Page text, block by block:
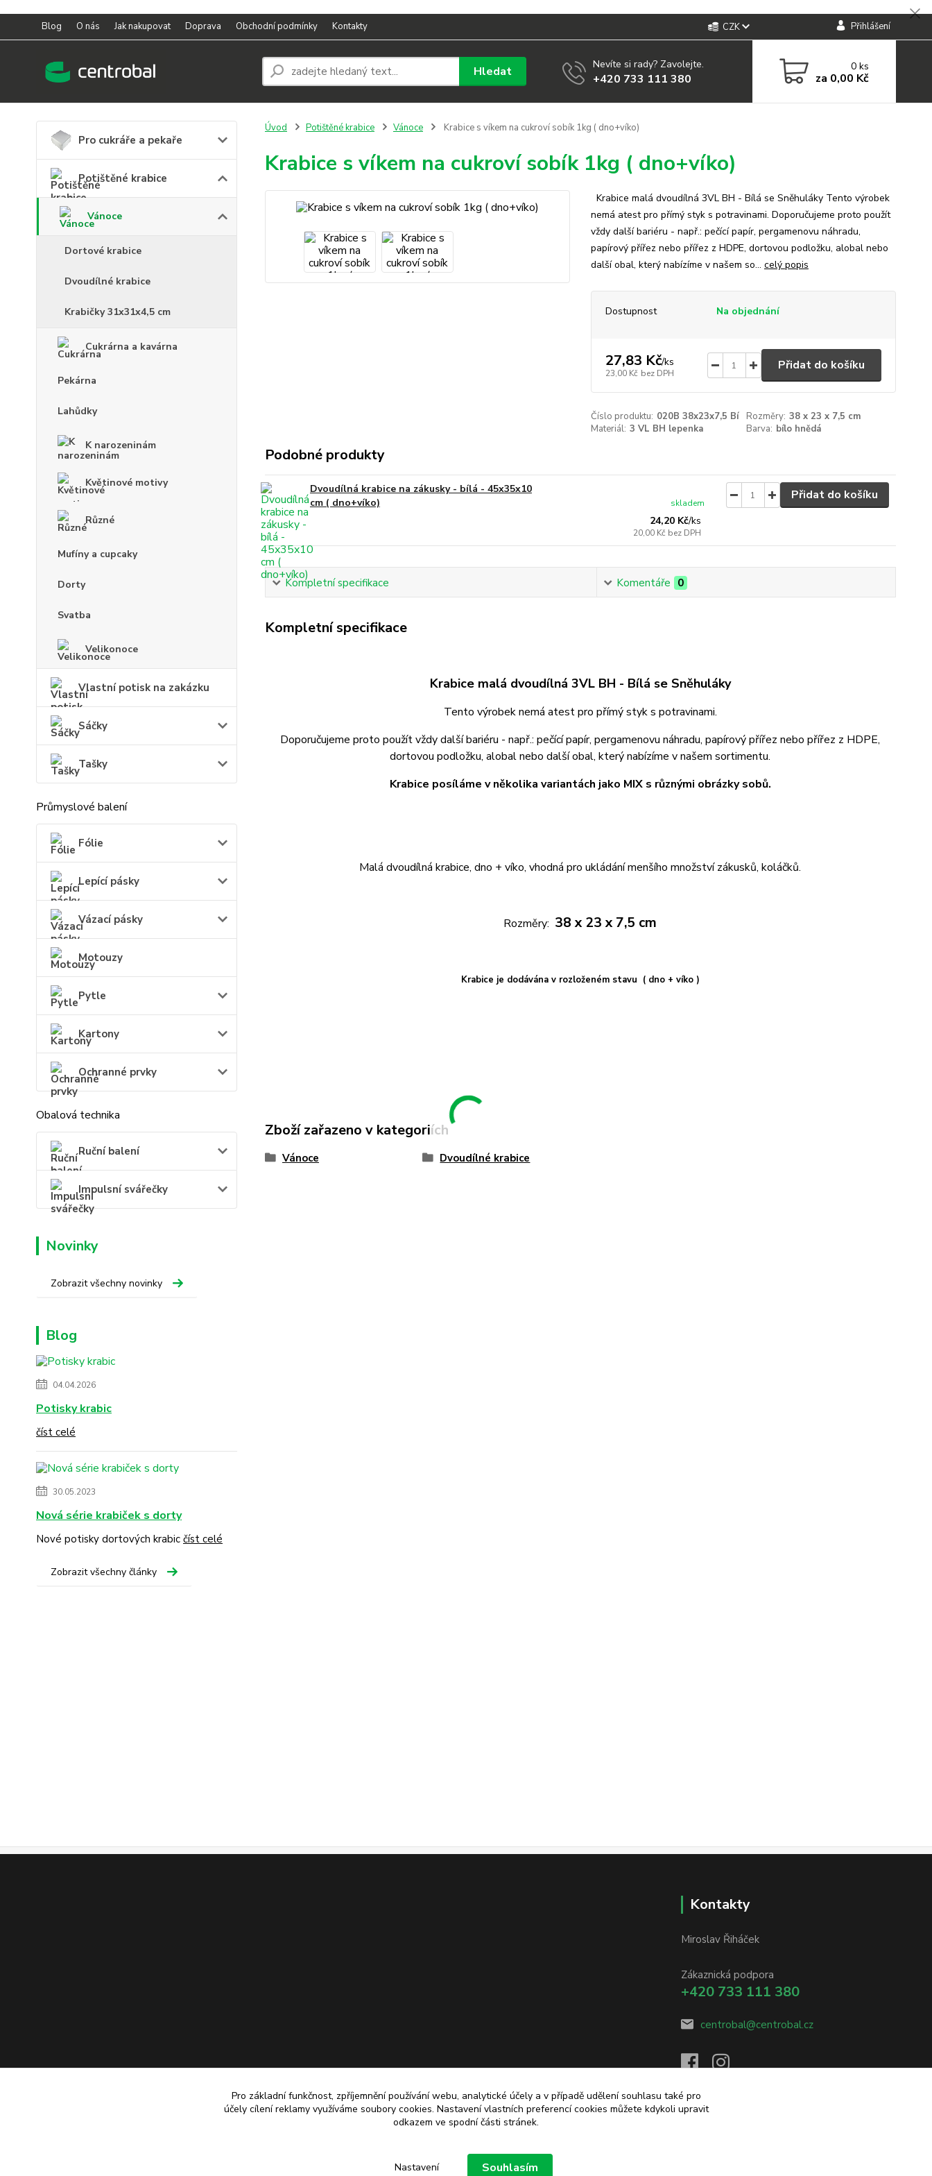
Blog O nás Jak nakupovat Doprava Obchodní podmínky Kontakty CZK Přihlášení
Hledat Nevíte si rady? Zavolejte.
+420 733 111 380
0ks
za 0,00 Kč
Pro cukráře a pekaře
Potištěné krabice
Vánoce
Dortové krabice
Dvoudílné krabice
Krabičky 31x31x4,5 cm
Cukrárna a kavárna
Pekárna
Lahůdky
K narozeninám
Květinové motivy
Různé
Mufíny a cupcaky
Dorty
Svatba
Velikonoce
Vlastní potisk na zakázku
Sáčky
Tašky
Průmyslové balení
Fólie
Lepící pásky
Vázací pásky
Motouzy
Pytle
Kartony
Ochranné prvky
Obalová technika
Ruční balení
Impulsní svářečky
Novinky
Zobrazit všechny novinky
Blog
04.04.2026
Potisky krabic
číst celé
30.05.2023
Nová série krabiček s dorty
Nové potisky dortových krabic číst celé
Zobrazit všechny články
Úvod Potištěné krabice Vánoce Krabice s víkem na cukroví sobík 1kg ( dno+víko)
Krabice s víkem na cukroví sobík 1kg ( dno+víko)
Krabice malá dvoudílná 3VL BH - Bílá se Sněhuláky Tento výrobek
nemá atest pro přímý styk s potravinami. Doporučujeme proto použít
vždy další bariéru - např.: pečící papír, pergamenovu náhradu,
papírový přířez nebo přířez z HDPE, dortovou podložku, alobal nebo
další obal, který nabízíme v našem so... celý popis
Dostupnost Na objednání
27,83 Kč/ks
23,00 Kč bez DPH
Přidat do košíku
Číslo produktu: 020B 38x23x7,5 Bí Rozměry: 38 x 23 x 7,5 cm
Materiál: 3 VL BH lepenka Barva: bílo hnědá
Podobné produkty
Dvoudílná krabice na zákusky - bílá - 45x35x10
cm ( dno+víko)
24,20 Kč/ks
20,00 Kč bez DPH
skladem
Přidat do košíku
Kompletní specifikace Komentáře 0
Kompletní specifikace
Krabice malá dvoudílná 3VL BH - Bílá se Sněhuláky
Tento výrobek nemá atest pro přímý styk s potravinami.
Doporučujeme proto použít vždy další bariéru - např.: pečící papír, pergamenovu náhradu, papírový přířez nebo přířez z HDPE,
dortovou podložku, alobal nebo další obal, který nabízíme v našem sortimentu.
Krabice posíláme v několika variantách jako MIX s různými obrázky sobů.
Malá dvoudílná krabice, dno + víko, vhodná pro ukládání menšího množství zákusků, koláčků.
Rozměry: 38 x 23 x 7,5 cm
Krabice je dodávána v rozloženém stavu ( dno + víko )
Zboží zařazeno v kategoriích
Vánoce Dvoudílné krabice
Kontakty
Miroslav Řiháček
Zákaznická podpora
+420 733 111 380
centrobal@centrobal.cz
Pro základní funkčnost, zpříjemnění používání webu, analytické účely a v případě udělení souhlasu také pro
účely cílení reklamy využíváme soubory cookies. Nastavení vlastních preferencí cookies můžete kdykoli upravit
odkazem ve spodní části stránek.
Nastavení Souhlasím